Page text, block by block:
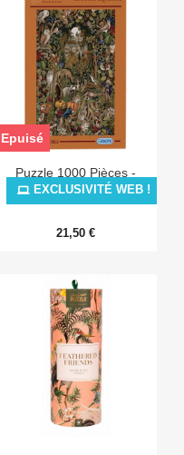
Puzzle 1000 Pièces -
Autumn Equinox
21,50 €
EXCLUSIVITÉ WEB !
Epuisé